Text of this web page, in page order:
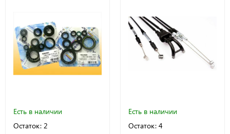
Есть в наличии
Остаток: 2
Есть в наличии
Остаток: 4